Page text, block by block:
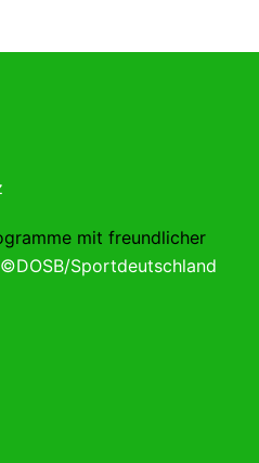
mit freundlicher
©DOSB/Sportdeutschland